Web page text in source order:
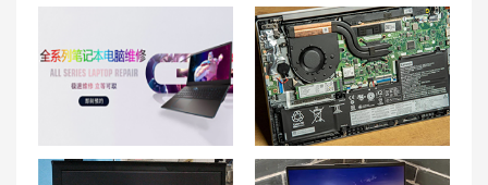
沈阳联想笔记本维修中心_沈阳联想电脑售后服务网点|售后电话 介绍联想小新air15固态硬盘型号、可以加装固态硬盘吗、有几个硬盘位